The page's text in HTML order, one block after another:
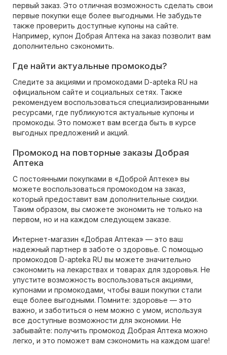
первый заказ. Это отличная возможность сделать свои
первые покупки еще более выгодными. Не забудьте
также проверить доступные купоны на сайте.
Например, купон Добрая Аптека на заказ позволит вам
дополнительно сэкономить.
Где найти актуальные промокоды?
Следите за акциями и промокодами D-apteka RU на
официальном сайте и социальных сетях. Также
рекомендуем воспользоваться специализированными
ресурсами, где публикуются актуальные купоны и
промокоды. Это поможет вам всегда быть в курсе
выгодных предложений и акций.
Промокод на повторные заказы Добрая
Аптека
С постоянными покупками в «Доброй Аптеке» вы
можете воспользоваться промокодом на заказ,
который предоставит вам дополнительные скидки.
Таким образом, вы сможете экономить не только на
первом, но и на каждом следующем заказе.
Интернет-магазин «Добрая Аптека» — это ваш
надежный партнер в заботе о здоровье. С помощью
промокодов D-apteka RU вы можете значительно
сэкономить на лекарствах и товарах для здоровья. Не
упустите возможность воспользоваться акциями,
купонами и промокодами, чтобы ваши покупки стали
еще более выгодными. Помните: здоровье — это
важно, и заботиться о нем можно с умом, используя
все доступные возможности для экономии. Не
забывайте: получить промокод Добрая Аптека можно
легко, и это поможет вам сэкономить на каждом шаге!